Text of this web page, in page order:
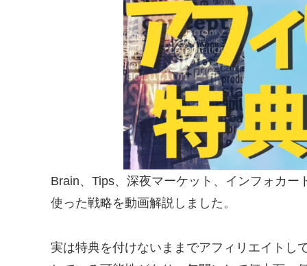
Brain、Tips、深夜マーケット、インフォカ
使った戦略を動画解説しました。
実は特典を付けないままでアフィリエイトし